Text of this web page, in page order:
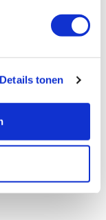
Details tonen